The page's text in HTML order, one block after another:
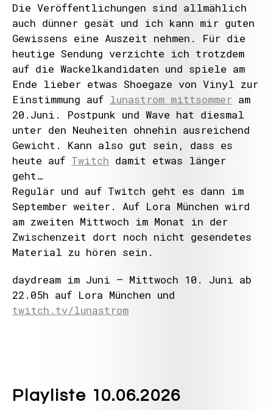
Die Veröffentlichungen sind allmählich
auch dünner gesät und ich kann mir guten
Gewissens eine Auszeit nehmen. Für die
heutige Sendung verzichte ich trotzdem
auf die Wackelkandidaten und spiele am
Ende lieber etwas Shoegaze von Vinyl zur
Einstimmung auf lunastrom mittsommer am
20.Juni. Postpunk und Wave hat diesmal
unter den Neuheiten ohnehin ausreichend
Gewicht. Kann also gut sein, dass es
heute auf Twitch damit etwas länger
geht…
Regulär und auf Twitch geht es dann im
September weiter. Auf Lora München wird
am zweiten Mittwoch im Monat in der
Zwischenzeit dort noch nicht gesendetes
Material zu hören sein.
daydream im Juni – Mittwoch 10. Juni ab
22.05h auf Lora München und
twitch.tv/lunastrom
Playliste 10.06.2026